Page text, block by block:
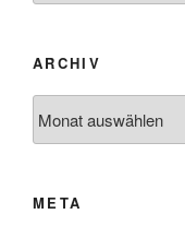
ARCHIV
META